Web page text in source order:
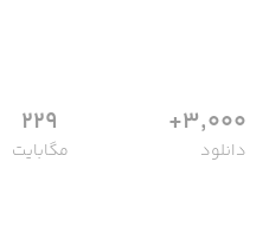
3,000+
دانلود
229
مگابایت